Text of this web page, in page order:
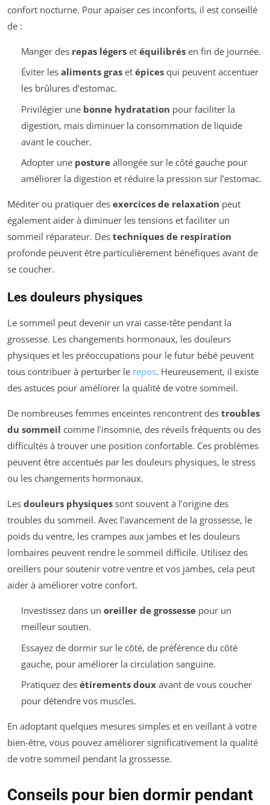
confort nocturne. Pour apaiser ces inconforts, il est conseillé
de :
Manger des repas légerset équilibrésen fin de journée.
Éviter les aliments graset épicesqui peuvent accentuer
les brûlures d’estomac.
Privilégier une bonne hydratation pour faciliter la
digestion, mais diminuer la consommation de liquide
avant le coucher.
Adopter une postureallongée sur le côté gauche pour
améliorer la digestion et réduire la pression sur l’estomac.
Méditer ou pratiquer des exercices de relaxation peut
également aider à diminuer les tensions et faciliter un
sommeil réparateur. Des techniques de respiration
profonde peuvent être particulièrement bénéfiques avant de
se coucher.
Les douleurs physiques
Le sommeil peut devenir un vrai casse-tête pendant la
grossesse. Les changements hormonaux, les douleurs
physiques et les préoccupations pour le futur bébé peuvent
tous contribuer à perturber le repos. Heureusement, il existe
des astuces pour améliorer la qualité de votre sommeil.
De nombreuses femmes enceintes rencontrent des troubles
du sommeil comme l’insomnie, des réveils fréquents ou des
difficultés à trouver une position confortable. Ces problèmes
peuvent être accentués par les douleurs physiques, le stress
ou les changements hormonaux.
Les douleurs physiques sont souvent à l’origine des
troubles du sommeil. Avec l’avancement de la grossesse, le
poids du ventre, les crampes aux jambes et les douleurs
lombaires peuvent rendre le sommeil difficile. Utilisez des
oreillers pour soutenir votre ventre et vos jambes, cela peut
aider à améliorer votre confort.
Investissez dans un oreiller de grossessepour un
meilleur soutien.
Essayez de dormir sur le côté, de préférence du côté
gauche, pour améliorer la circulation sanguine.
Pratiquez des étirements douxavant de vous coucher
pour détendre vos muscles.
En adoptant quelques mesures simples et en veillant à votre
bien-être, vous pouvez améliorer significativement la qualité
de votre sommeil pendant la grossesse.
Conseils pour bien dormir pendant